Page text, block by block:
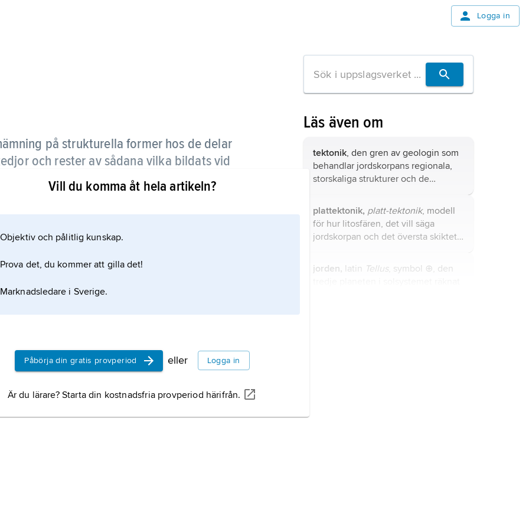
Logga in
på strukturella former hos de delar
och rester av sådana vilka bildats vid
).
bergartsomvandling (metamorfos), plastisk
och besläktade plutoniter). De ytligare
med dem förknippade strukturer.
Vill du komma åt hela artikeln?
Objektiv och pålitlig kunskap.
Prova det, du kommer att gilla det!
Marknadsledare i Sverige.
Påbörja din gratis provperiod eller Logga in
Är du lärare? Starta din kostnadsfria provperiod härifrån.
Läs även om
tektonik, den gren av geologin som
behandlar jordskorpans regionala,
storskaliga strukturer och de
plattektonik, platt-tektonik, modell
för hur litosfären, det vill säga
jordskorpan och det översta skiktet
segment,
plattor , och hur dessa rör
sig inbördes.
jorden, latin Tellus , symbol ⊕, den